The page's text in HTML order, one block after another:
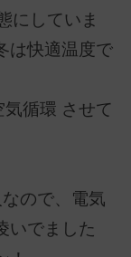
にしていま
は快適温度で
気循環 させて
ので、電気
いでました